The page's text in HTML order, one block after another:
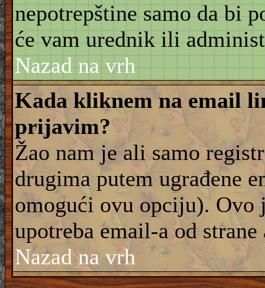
nepotrepštine samo da bi
će vam urednik ili
Nazad na vrh
Kada kliknem na email
prijavim?
Žao nam je ali samo
drugima putem ugrađene
omogući ovu opciju). Ovo
upotreba email-a od
Nazad na vrh